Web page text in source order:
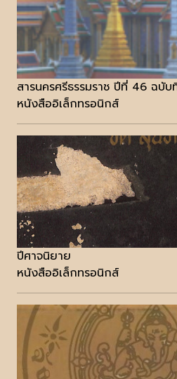
สารนครศรีธรรมราช ปีที่ 46 ฉบั
หนังสืออิเล็กทรอนิกส์
ปีศาจนิยาย
หนังสืออิเล็กทรอนิกส์